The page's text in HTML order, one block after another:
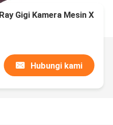
Gigi Kamera Mesin X
Hubungi kami